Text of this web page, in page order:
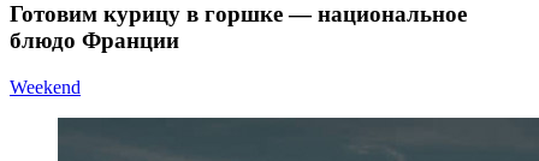
Готовим курицу в горшке — национальное
блюдо Франции
Weekend